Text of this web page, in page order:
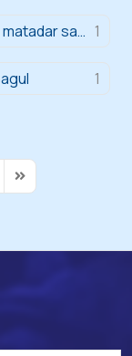
Aapla matadar sangh aapla abhiman 1
1
Page
Last Page